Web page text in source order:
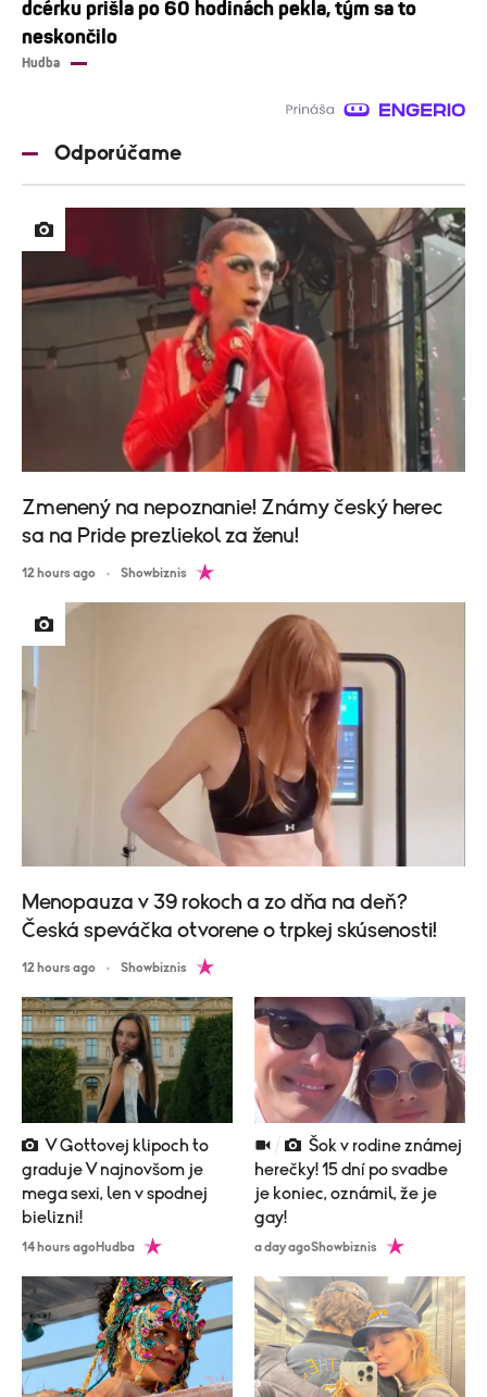
dcérku prišla po 60 hodinách pekla, tým sa to
neskončilo
Hudba
Odporúčame
Zmenený na nepoznanie! Známy český herec
sa na Pride prezliekol za ženu!
12 hours ago Showbiznis
Menopauza v 39 rokoch a zo dňa na deň?
Česká speváčka otvorene o trpkej skúsenosti!
12 hours ago Showbiznis
graduje V najnovšom je
mega sexi, len v spodnej
bielizni!
14 hours agoHudba
herečky! 15 dní po svadbe
je koniec, oznámil, že je
gay!
a day agoShowbiznis